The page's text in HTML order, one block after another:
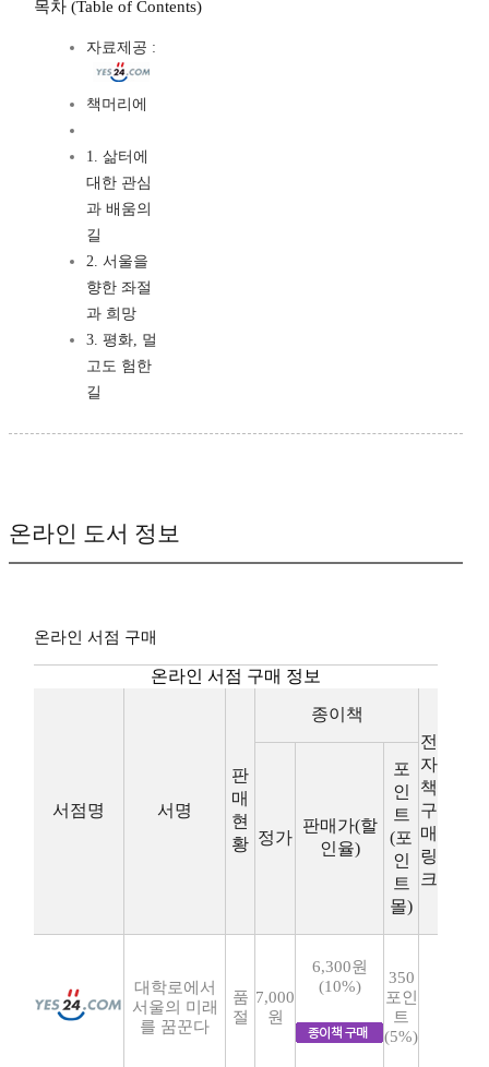
목차 (Table of Contents)
자료제공 :
책머리에
1. 삶터에
대한 관심
과 배움의
길
2. 서울을
향한 좌절
과 희망
3. 평화, 멀
고도 험한
길
온라인 도서 정보
온라인 서점 구매
온라인 서점 구매 정보
서점명 서명
판
매
현
황
종이책
전
자
책
구
매
링
크
정가
판매가(할
인율)
포
인
트
(포
인
트
몰)
대학로에서
서울의 미래
를 꿈꾼다
품
절
7,000
원
6,300원
(10%)
350
포인
트
(5%)